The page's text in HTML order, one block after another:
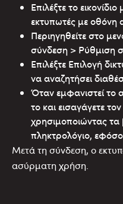
Επιλέξτε το
εκτυπωτές με οθόνη
Περιηγηθείτε στο
σύνδεση > Ρύθμιση
Επιλέξτε Επιλογή
να αναζητήσει
Όταν εμφανιστεί το
το και εισαγάγετε
χρησιμοποιώντας τα
πληκτρολόγιο,
Μετά τη σύνδεση, ο
ασύρματη χρήση.